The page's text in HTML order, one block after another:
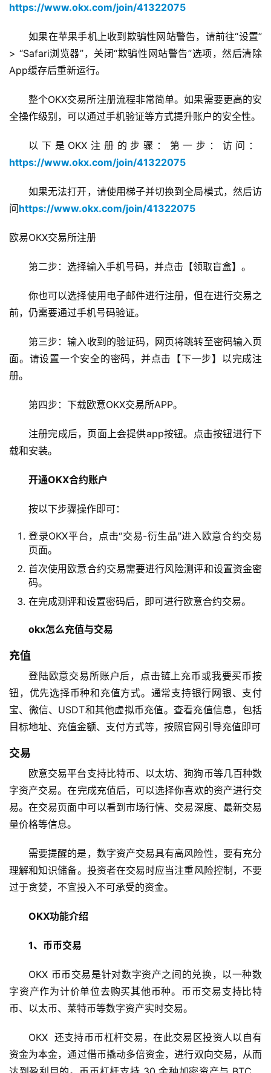
https://www.okx.com/join/41322075
如果在苹果手机上收到欺骗性网站警告，请前往“设置”
> “Safari浏览器”，关闭“欺骗性网站警告”选项，然后清除
App缓存后重新运行。
整个OKX交易所注册流程非常简单。如果需要更高的安
全操作级别，可以通过手机验证等方式提升账户的安全性。
以下是OKX注册的步骤：第一步：访问：
https://www.okx.com/join/41322075
如果无法打开，请使用梯子并切换到全局模式，然后访
问https://www.okx.com/join/41322075
欧易OKX交易所注册
第二步：选择输入手机号码，并点击【领取盲盒】。
你也可以选择使用电子邮件进行注册，但在进行交易之
前，仍需要通过手机号码验证。
第三步：输入收到的验证码，网页将跳转至密码输入页
面。请设置一个安全的密码，并点击【下一步】以完成注
册。
第四步：下载欧意OKX交易所APP。
注册完成后，页面上会提供app按钮。点击按钮进行下
载和安装。
开通OKX合约账户
按以下步骤操作即可：
登录OKX平台，点击“交易-衍生品”进入欧意合约交易
页面。
首次使用欧意合约交易需要进行风险测评和设置资金密
码。
在完成测评和设置密码后，即可进行欧意合约交易。
okx怎么充值与交易
充值
登陆欧意交易所账户后，点击链上充币或我要买币按
钮，优先选择币种和充值方式。通常支持银行网银、支付
宝、微信、USDT和其他虚拟币充值。查看充值信息，包括
目标地址、充值金额、支付方式等，按照官网引导充值即可
交易
欧意交易平台支持比特币、以太坊、狗狗币等几百种数
字资产交易。在完成充值后，可以选择你喜欢的资产进行交
易。在交易页面中可以看到市场行情、交易深度、最新交易
量价格等信息。
需要提醒的是，数字资产交易具有高风险性，要有充分
理解和知识储备。投资者在交易时应当注重风险控制，不要
过于贪婪，不宜投入不可承受的资金。
OKX功能介绍
1、币币交易
OKX 币币交易是针对数字资产之间的兑换，以一种数
字资产作为计价单位去购买其他币种。币币交易支持比特
币、以太币、莱特币等数字资产实时交易。
OKX  还支持币币杠杆交易，在此交易区投资人以自有
资金为本金，通过借币撬动多倍资金，进行双向交易，从而